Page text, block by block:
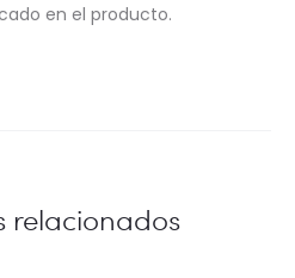
en el producto.
relacionados